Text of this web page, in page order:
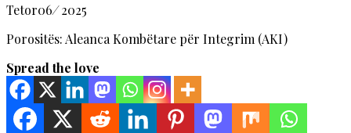
Tetor06/2025
Porositës: Aleanca Kombëtare për Integrim (AKI)
Spread the love